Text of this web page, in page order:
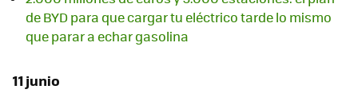
de BYD para que cargar tu eléctrico tarde lo mismo
que parar a echar gasolina
11 junio